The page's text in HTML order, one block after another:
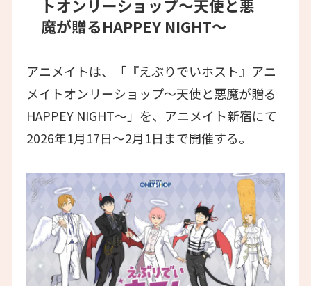
トオンリーショップ〜天使と悪
魔が贈るHAPPEY NIGHT〜
アニメイトは、「『えぶりでいホスト』アニ
メイトオンリーショップ〜天使と悪魔が贈る
HAPPEY NIGHT〜」を、アニメイト新宿にて
2026年1月17日～2月1日まで開催する。